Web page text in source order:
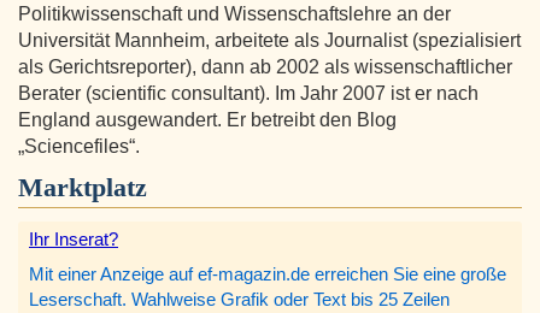
Politikwissenschaft und Wissenschaftslehre an der
Universität Mannheim, arbeitete als Journalist (spezialisiert
als Gerichtsreporter), dann ab 2002 als wissenschaftlicher
Berater (scientific consultant). Im Jahr 2007 ist er nach
England ausgewandert. Er betreibt den Blog
„Sciencefiles“.
Marktplatz
Ihr Inserat?
Mit einer Anzeige auf ef-magazin.de erreichen Sie eine große
Leserschaft. Wahlweise Grafik oder Text bis 25 Zeilen